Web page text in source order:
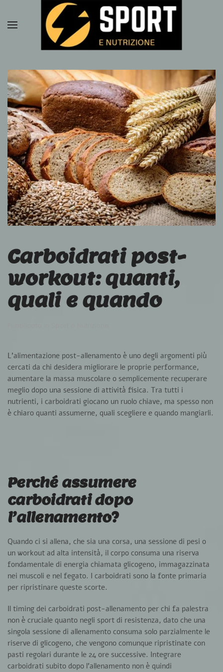
Passa al contenuto principale
Carboidrati post-
workout: quanti,
quali e quando
L’alimentazione post-allenamento è uno degli argomenti più
cercati da chi desidera migliorare le proprie performance,
aumentare la massa muscolare o semplicemente recuperare
meglio dopo una sessione di attività fisica. Tra tutti i
nutrienti, i carboidrati giocano un ruolo chiave, ma spesso non
è chiaro quanti assumerne, quali scegliere e quando mangiarli.
Perché assumere
carboidrati dopo
l’allenamento?
Quando ci si allena, che sia una corsa, una sessione di pesi o
un workout ad alta intensità, il corpo consuma una riserva
fondamentale di energia chiamata glicogeno, immagazzinata
nei muscoli e nel fegato. I carboidrati sono la fonte primaria
per ripristinare queste scorte.
Il timing dei carboidrati post-allenamento per chi fa palestra
non è cruciale quanto negli sport di resistenza, dato che una
singola sessione di allenamento consuma solo parzialmente le
riserve di glicogeno, che vengono comunque ripristinate con
pasti regolari durante le 24 ore successive. Integrare
carboidrati subito dopo l’allenamento non è quindi